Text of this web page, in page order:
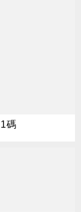
碼